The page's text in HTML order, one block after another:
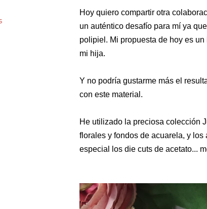
Hoy quiero compartir otra
un auténtico desafío para mí ya
polipiel. Mi propuesta de hoy es
mi hija.
Y no podría gustarme más el
con este material.
He utilizado la preciosa colección
florales y fondos de acuarela, y
especial los die cuts de acetato...